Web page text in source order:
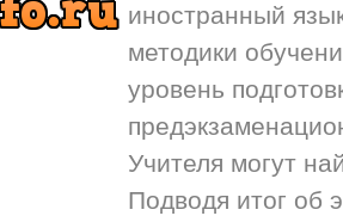
иностранный
методики
уровень
Учителя могут
Подводя итог об